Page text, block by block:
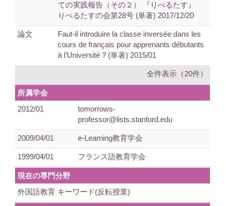
ての実践報告（その２） 『りべるたす』
りべるたすの会第28号 (単著) 2017/12/20
論文
Faut-il introduire la classe inversée dans les
cours de français pour apprenants débutants
à l’Université ? (単著) 2015/01
全件表示（20件）
所属学会
2012/01
tomorrows-
professor@lists.stanford.edu
2009/04/01 e-Learning教育学会
1999/04/01 フランス語教育学会
現在の専門分野
外国語教育 キーワード(反転授業)